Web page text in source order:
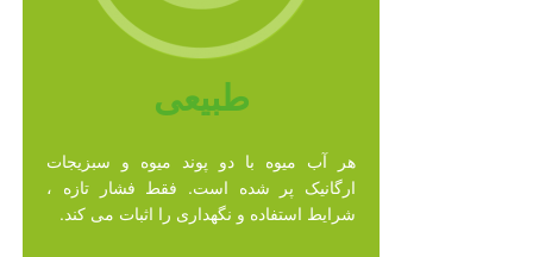
طبیعی
هر آب میوه با دو پوند میوه و سبزیجات
ارگانیک پر شده است. فقط فشار تازه ،
شرایط استفاده و نگهداری را اثبات می کند.